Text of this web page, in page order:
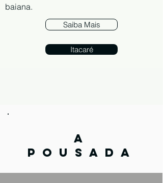
baiana.
Saiba Mais
Itacaré
A
POUSADA